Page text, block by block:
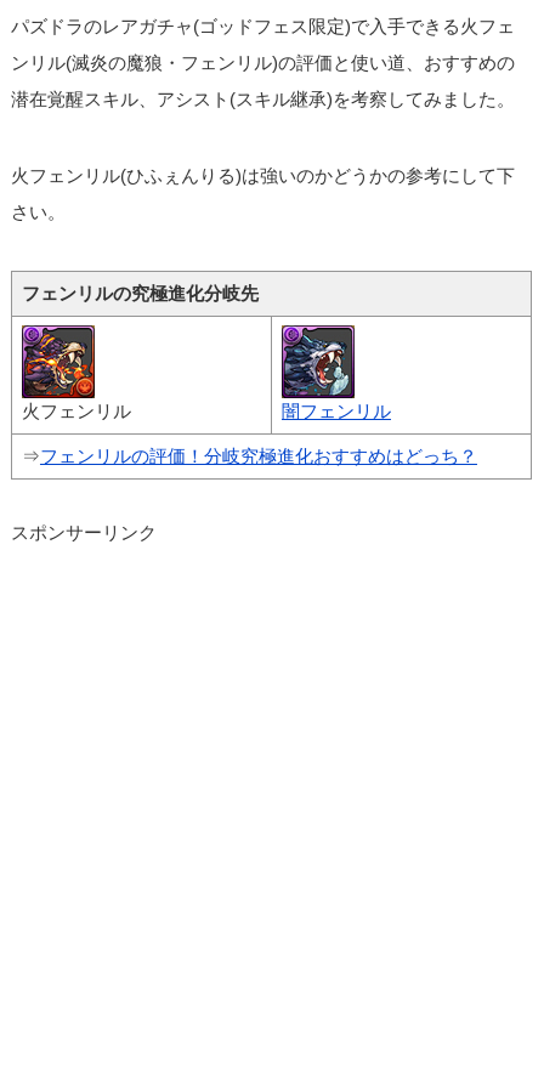
パズドラのレアガチャ(ゴッドフェス限定)で入手できる火フェ
ンリル(滅炎の魔狼・フェンリル)の評価と使い道、おすすめの
潜在覚醒スキル、アシスト(スキル継承)を考察してみました。
火フェンリル(ひふぇんりる)は強いのかどうかの参考にして下
さい。
フェンリルの究極進化分岐先
火フェンリル 闇フェンリル
⇒フェンリルの評価！分岐究極進化おすすめはどっち？
スポンサーリンク